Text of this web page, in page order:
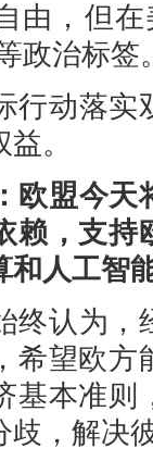
由，但
政治标
行动落实
。
欧盟今天
赖，支持
和人工智
终认为，
希望欧方
基本准则
歧，解决